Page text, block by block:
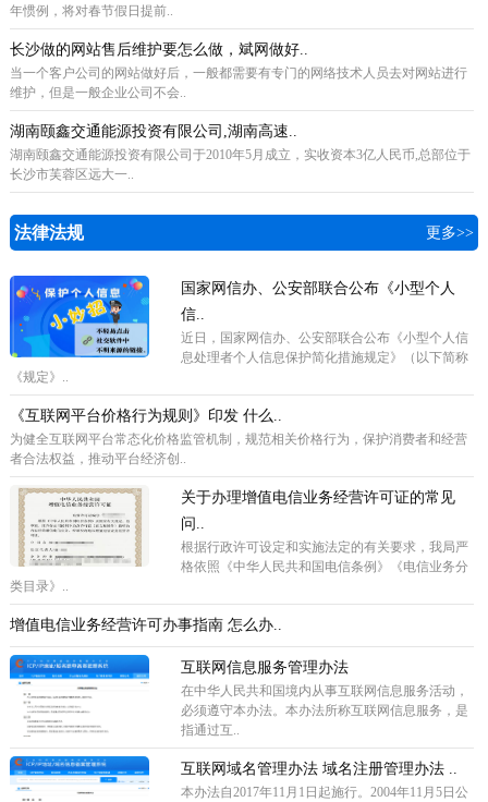
年惯例，将对春节假日提前..
长沙做的网站售后维护要怎么做，斌网做好..
当一个客户公司的网站做好后，一般都需要有专门的网络技术人员去对网站进行
维护，但是一般企业公司不会..
湖南颐鑫交通能源投资有限公司,湖南高速..
湖南颐鑫交通能源投资有限公司于2010年5月成立，实收资本3亿人民币,总部位于
长沙市芙蓉区远大一..
法律法规 更多>>
国家网信办、公安部联合公布《小型个人
信..
近日，国家网信办、公安部联合公布《小型个人信
息处理者个人信息保护简化措施规定》（以下简称
《规定》..
《互联网平台价格行为规则》印发 什么..
为健全互联网平台常态化价格监管机制，规范相关价格行为，保护消费者和经营
者合法权益，推动平台经济创..
关于办理增值电信业务经营许可证的常见
问..
根据行政许可设定和实施法定的有关要求，我局严
格依照《中华人民共和国电信条例》《电信业务分
类目录》..
增值电信业务经营许可办事指南 怎么办..
互联网信息服务管理办法
在中华人民共和国境内从事互联网信息服务活动，
必须遵守本办法。本办法所称互联网信息服务，是
指通过互..
互联网域名管理办法 域名注册管理办法 ..
本办法自2017年11月1日起施行。2004年11月5日公